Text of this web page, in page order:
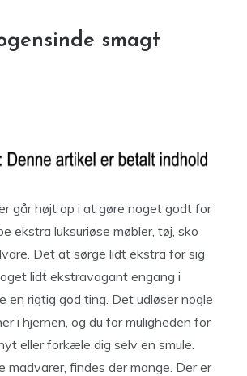
smagt
går højt op i at gøre noget godt for
ekstra luksuriøse møbler, tøj, sko
Det at sørge lidt ekstra for sig
lidt ekstravagant engang i
en rigtig god ting. Det udløser nogle
i hjernen, og du for muligheden for
eller forkæle dig selv en smule.
madvarer, findes der mange. Der er